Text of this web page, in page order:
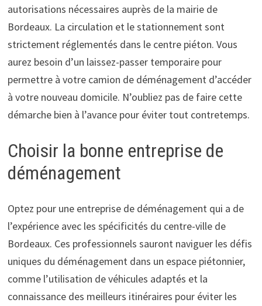
autorisations nécessaires auprès de la mairie de
Bordeaux. La circulation et le stationnement sont
strictement réglementés dans le centre piéton. Vous
aurez besoin d’un laissez-passer temporaire pour
permettre à votre camion de déménagement d’accéder
à votre nouveau domicile. N’oubliez pas de faire cette
démarche bien à l’avance pour éviter tout contretemps.
Choisir la bonne entreprise de
déménagement
Optez pour une entreprise de déménagement qui a de
l’expérience avec les spécificités du centre-ville de
Bordeaux. Ces professionnels sauront naviguer les défis
uniques du déménagement dans un espace piétonnier,
comme l’utilisation de véhicules adaptés et la
connaissance des meilleurs itinéraires pour éviter les